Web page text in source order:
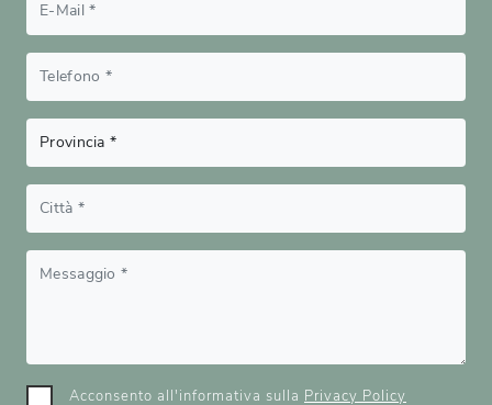
Acconsento all'informativa sulla Privacy Policy